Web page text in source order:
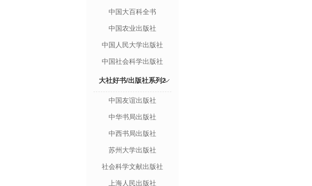
中国大百科全书
中国农业出版社
中国人民大学出版社
中国社会科学出版社
大社好书/出版社系列2
中国友谊出版社
中华书局出版社
中西书局出版社
苏州大学出版社
社会科学文献出版社
上海人民出版社